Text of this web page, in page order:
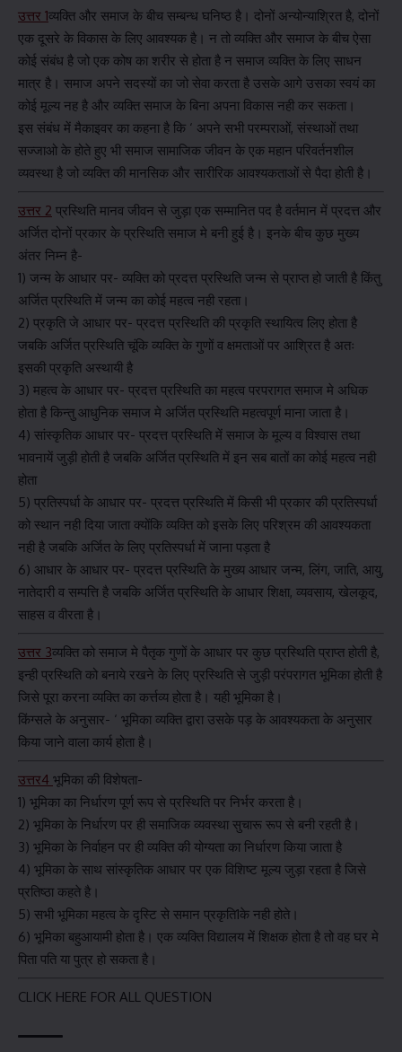
उत्तर 1व्यक्ति और समाज के बीच सम्बन्ध घनिष्ठ है। दोनों अन्योन्याश्रित है, दोनों
एक दूसरे के विकास के लिए आवश्यक है। न तो व्यक्ति और समाज के बीच ऐसा
कोई संबंध है जो एक कोष का शरीर से होता है न समाज व्यक्ति के लिए साधन
मात्र है। समाज अपने सदस्यों का जो सेवा करता है उसके आगे उसका स्वयं का
कोई मूल्य नह है और व्यक्ति समाज के बिना अपना विकास नही कर सकता।
इस संबंध में मैकाइवर का कहना है कि ‘ अपने सभी परम्पराओं, संस्थाओं तथा
सज्जाओ के होते हुए भी समाज सामाजिक जीवन के एक महान परिवर्तनशील
व्यवस्था है जो व्यक्ति की मानसिक और सारीरिक आवश्यकताओं से पैदा होती है।
उत्तर 2 प्रस्थिति मानव जीवन से जुड़ा एक सम्मानित पद है वर्तमान में प्रदत्त और
अर्जित दोनों प्रकार के प्रस्थिति समाज मे बनी हुई है। इनके बीच कुछ मुख्य
अंतर निम्न है-
1) जन्म के आधार पर- व्यक्ति को प्रदत्त प्रस्थिति जन्म से प्राप्त हो जाती है किंतु
अर्जित प्रस्थिति में जन्म का कोई महत्व नही रहता।
2) प्रकृति जे आधार पर- प्रदत्त प्रस्थिति की प्रकृति स्थायित्व लिए होता है
जबकि अर्जित प्रस्थिति चूंकि व्यक्ति के गुणों व क्षमताओं पर आश्रित है अतः
इसकी प्रकृति अस्थायी है
3) महत्व के आधार पर- प्रदत्त प्रस्थिति का महत्व परपरागत समाज मे अधिक
होता है किन्तु आधुनिक समाज मे अर्जित प्रस्थिति महत्वपूर्ण माना जाता है।
4) सांस्कृतिक आधार पर- प्रदत्त प्रस्थिति में समाज के मूल्य व विश्वास तथा
भावनायें जुड़ी होती है जबकि अर्जित प्रस्थिति में इन सब बातों का कोई महत्व नही
होता
5) प्रतिस्पर्धा के आधार पर- प्रदत्त प्रस्थिति में किसी भी प्रकार की प्रतिस्पर्धा
को स्थान नही दिया जाता क्योंकि व्यक्ति को इसके लिए परिश्रम की आवश्यकता
नही है जबकि अर्जित के लिए प्रतिस्पर्धा में जाना पड़ता है
6) आधार के आधार पर- प्रदत्त प्रस्थिति के मुख्य आधार जन्म, लिंग, जाति, आयु,
नातेदारी व सम्पत्ति है जबकि अर्जित प्रस्थिति के आधार शिक्षा, व्यवसाय, खेलकूद,
साहस व वीरता है।
उत्तर 3व्यक्ति को समाज मे पैतृक गुणों के आधार पर कुछ प्रस्थिति प्राप्त होती है,
इन्ही प्रस्थिति को बनाये रखने के लिए प्रस्थिति से जुड़ी परंपरागत भूमिका होती है
जिसे पूरा करना व्यक्ति का कर्त्तव्य होता है। यही भूमिका है।
किंग्सले के अनुसार- ‘ भूमिका व्यक्ति द्वारा उसके पड़ के आवश्यकता के अनुसार
किया जाने वाला कार्य होता है।
उत्तर4 भूमिका की विशेषता-
1) भूमिका का निर्धारण पूर्ण रूप से प्रस्थिति पर निर्भर करता है।
2) भूमिका के निर्धारण पर ही समाजिक व्यवस्था सुचारू रूप से बनी रहती है।
3) भूमिका के निर्वाहन पर ही व्यक्ति की योग्यता का निर्धारण किया जाता है
4) भूमिका के साथ सांस्कृतिक आधार पर एक विशिष्ट मूल्य जुड़ा रहता है जिसे
प्रतिष्ठा कहते है।
5) सभी भूमिका महत्व के दृस्टि से समान प्रकृति1के नही होते।
6) भूमिका बहुआयामी होता है। एक व्यक्ति विद्यालय में शिक्षक होता है तो वह घर मे
पिता पति या पुत्र हो सकता है।
CLICK HERE FOR ALL QUESTION